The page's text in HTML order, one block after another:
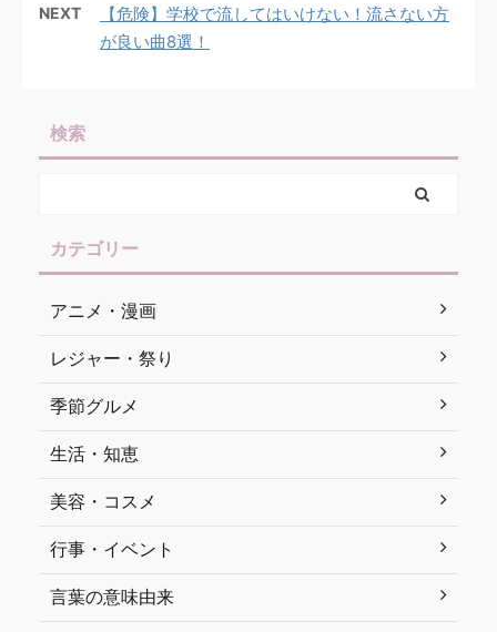
NEXT
【危険】学校で流してはいけない！流さない方
が良い曲8選！
検索
カテゴリー
アニメ・漫画
レジャー・祭り
季節グルメ
生活・知恵
美容・コスメ
行事・イベント
言葉の意味由来